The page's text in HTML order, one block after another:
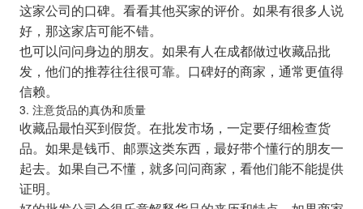
这家公司的口碑。看看其他买家的评价。如果有很多人说
好，那这家店可能不错。
也可以问问身边的朋友。如果有人在成都做过收藏品批
发，他们的推荐往往很可靠。口碑好的商家，通常更值得
信赖。
3. 注意货品的真伪和质量
收藏品最怕买到假货。在批发市场，一定要仔细检查货
品。如果是钱币、邮票这类东西，最好带个懂行的朋友一
起去。如果自己不懂，就多问问商家，看他们能不能提供
证明。